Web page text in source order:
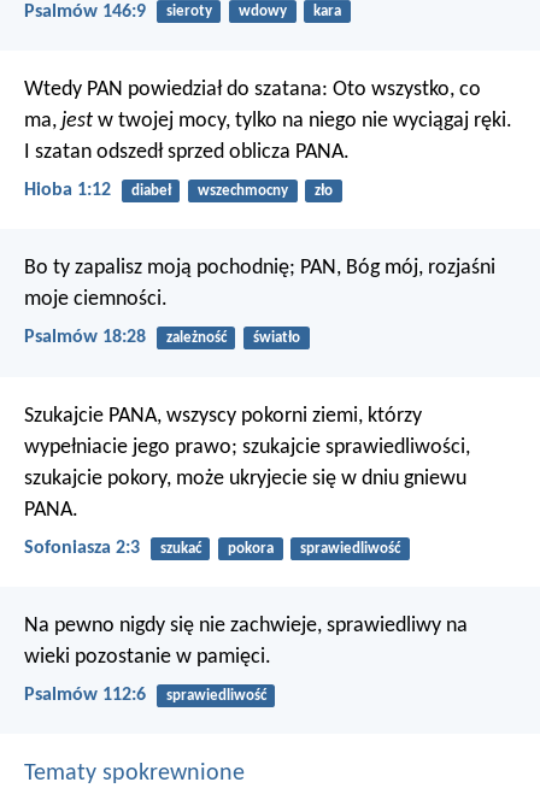
Psalmów 146:9 sieroty wdowy kara
Wtedy PAN powiedział do szatana: Oto wszystko, co
ma, jest w twojej mocy, tylko na niego nie wyciągaj ręki.
I szatan odszedł sprzed oblicza PANA.
Hioba 1:12 diabeł wszechmocny zło
Bo ty zapalisz moją pochodnię; PAN, Bóg mój, rozjaśni
moje ciemności.
Psalmów 18:28 zależność światło
Szukajcie PANA, wszyscy pokorni ziemi, którzy
wypełniacie jego prawo; szukajcie sprawiedliwości,
szukajcie pokory, może ukryjecie się w dniu gniewu
PANA.
Sofoniasza 2:3 szukać pokora sprawiedliwość
Na pewno nigdy się nie zachwieje, sprawiedliwy na
wieki pozostanie w pamięci.
Psalmów 112:6 sprawiedliwość
Tematy spokrewnione